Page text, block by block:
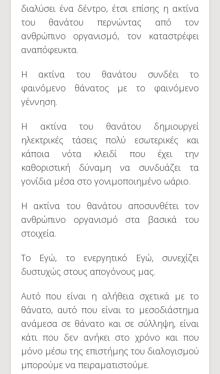
διαλύσει ένα δέντρο, έτσι επίσης η ακτίνα
του θανάτου περνώντας από τον
ανθρώπινο οργανισμό, τον καταστρέφει
αναπόφευκτα.
Η ακτίνα του θανάτου συνδέει το
φαινόμενο θάνατος με το φαινόμενο
γέννηση.
Η ακτίνα του θανάτου δημιουργεί
ηλεκτρικές τάσεις πολύ εσωτερικές και
κάποια νότα κλειδί που έχει την
καθοριστική δύναμη να συνδυάζει τα
γονίδια μέσα στο γονιμοποιημένο ωάριο.
Η ακτίνα του θανάτου αποσυνθέτει τον
ανθρώπινο οργανισμό στα βασικά του
στοιχεία.
Το Εγώ, το ενεργητικό Εγώ, συνεχίζει
δυστυχώς στους απογόνους μας.
Αυτό που είναι η αλήθεια σχετικά με το
θάνατο, αυτό που είναι το μεσοδιάστημα
ανάμεσα σε θάνατο και σε σύλληψη, είναι
κάτι που δεν ανήκει στο χρόνο και που
μόνο μέσω της επιστήμης του διαλογισμού
μπορούμε να πειραματιστούμε.